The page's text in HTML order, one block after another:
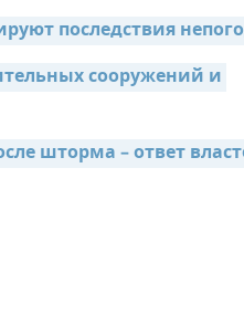
последствия
сооружений и
шторма – ответ